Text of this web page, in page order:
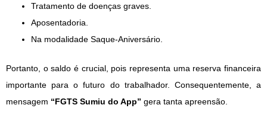
Tratamento de doenças graves.
Aposentadoria.
Na modalidade Saque-Aniversário.
Portanto, o saldo é crucial, pois representa uma reserva financeira
importante para o futuro do trabalhador. Consequentemente, a
mensagem “FGTS Sumiu do App” gera tanta apreensão.